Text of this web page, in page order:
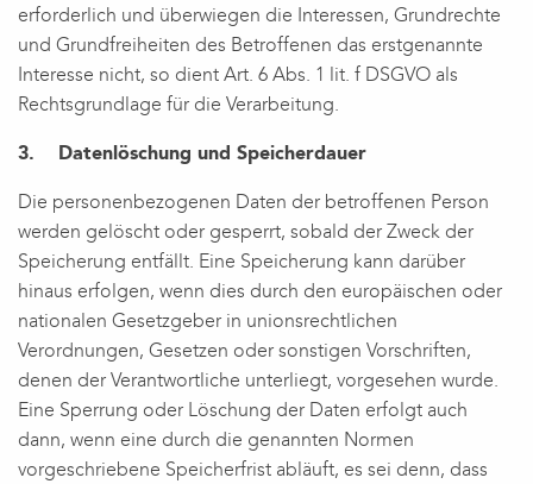
erforderlich und überwiegen die Interessen, Grundrechte
und Grundfreiheiten des Betroffenen das erstgenannte
Interesse nicht, so dient Art. 6 Abs. 1 lit. f DSGVO als
Rechtsgrundlage für die Verarbeitung.
3. Datenlöschung und Speicherdauer
Die personenbezogenen Daten der betroffenen Person
werden gelöscht oder gesperrt, sobald der Zweck der
Speicherung entfällt. Eine Speicherung kann darüber
hinaus erfolgen, wenn dies durch den europäischen oder
nationalen Gesetzgeber in unionsrechtlichen
Verordnungen, Gesetzen oder sonstigen Vorschriften,
denen der Verantwortliche unterliegt, vorgesehen wurde.
Eine Sperrung oder Löschung der Daten erfolgt auch
dann, wenn eine durch die genannten Normen
vorgeschriebene Speicherfrist abläuft, es sei denn, dass